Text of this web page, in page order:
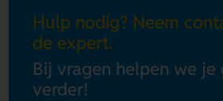
Hulp nodig? Neem
de expert.
Bij vragen helpen we je
verder!